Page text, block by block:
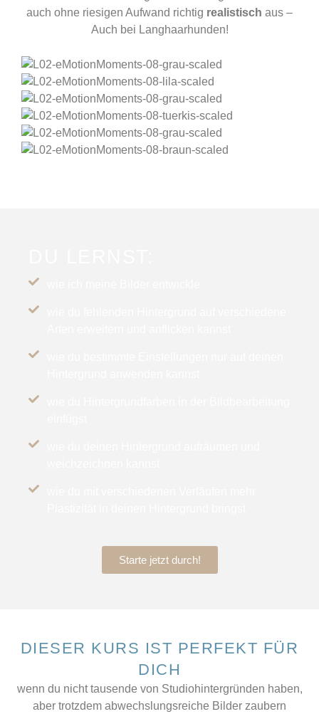
auch ohne riesigen Aufwand richtig realistisch aus –
Auch bei Langhaarhunden!
Starte jetzt durch!
DIESER KURS IST PERFEKT FÜR
DICH
wenn du nicht tausende von Studiohintergründen haben,
aber trotzdem abwechslungsreiche Bilder zaubern